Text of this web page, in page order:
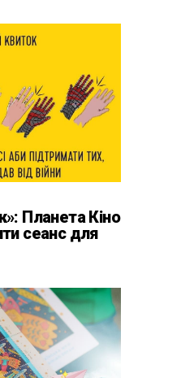
Планета Кіно
сеанс для